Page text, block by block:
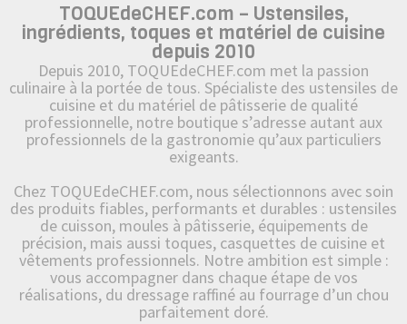
TOQUEdeCHEF.com – Ustensiles,
ingrédients, toques et matériel de cuisine
depuis 2010
Depuis 2010, TOQUEdeCHEF.com met la passion
culinaire à la portée de tous. Spécialiste des ustensiles de
cuisine et du matériel de pâtisserie de qualité
professionnelle, notre boutique s’adresse autant aux
professionnels de la gastronomie qu’aux particuliers
exigeants.
Chez TOQUEdeCHEF.com, nous sélectionnons avec soin
des produits fiables, performants et durables : ustensiles
de cuisson, moules à pâtisserie, équipements de
précision, mais aussi toques, casquettes de cuisine et
vêtements professionnels. Notre ambition est simple :
vous accompagner dans chaque étape de vos
réalisations, du dressage raffiné au fourrage d’un chou
parfaitement doré.